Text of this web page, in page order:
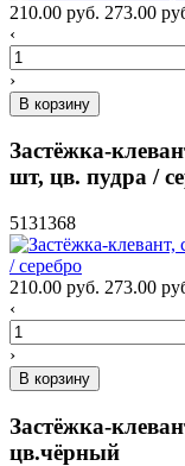
210.00 руб. 273.00
‹
›
В корзину
Застёжка-
шт, цв. пудра /
5131368
210.00 руб. 273.00
‹
›
В корзину
Застёжка-
цв.чёрный